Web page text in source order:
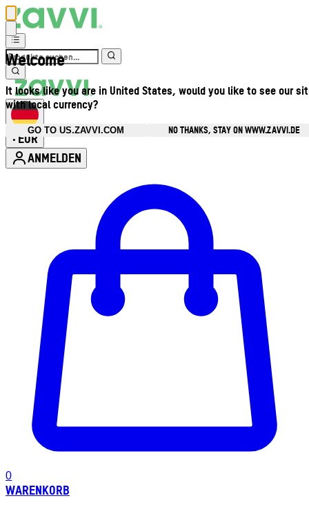
Welcome
It looks like you are in United States, would you like to see our
with local currency?
GO TO US.ZAVVI.COM
NO THANKS, STAY ON WWW.ZAVVI.DE
• EUR
ANMELDEN
0
WARENKORB